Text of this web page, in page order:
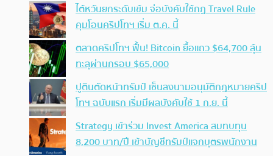
ไต้หวันยกระดับเข้ม จ่อบังคับใช้กฏ Travel Rule
คุมโอนคริปโทฯ เริ่ม ต.ค. นี้
ตลาดคริปโทฯ ฟื้น! Bitcoin ยื้อแถว $64,700 ลุ้น
ทะลุผ่านกรอบ $65,000
ปูตินตัดหน้าทรัมป์ เซ็นลงนามอนุมัติกฎหมายคริป
โทฯ ฉบับแรก เริ่มมีผลบังคับใช้ 1 ก.ย. นี้
Strategy เข้าร่วม Invest America สมทบทุน
8,200 บาท/ปี เข้าบัญชีทรัมป์แจกบุตรพนักงาน